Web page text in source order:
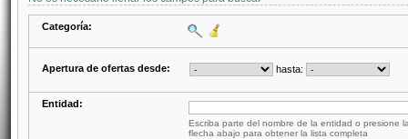
Categoría:
Apertura de ofertas desde: hasta:
Entidad:
Escriba parte del nombre de la entidad o presione
flecha abajo para obtener la lista completa